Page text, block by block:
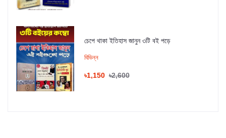
চেপে থাকা ইতিহাস জানুন ৩টি বই পড়ে
বিভিন্ন
৳1,150 ৳2,600